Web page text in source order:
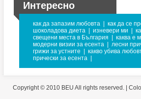
Интересно
как да запазим любовта
как да се
шоколадова диета
изневери ми
свещени места в България
каква е
модерни визии за есента
лесни
грижи за устните
какво убива
прически за есента
Copyright © 2010 BEU All rights reserved. |